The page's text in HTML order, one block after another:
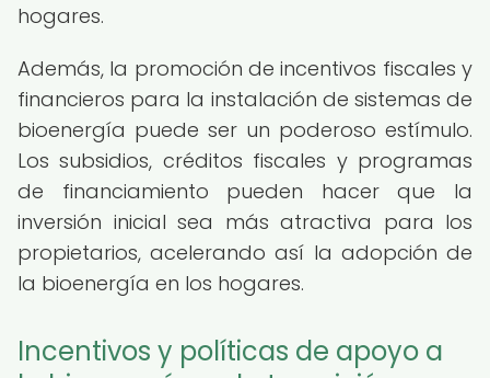
hogares.
Además, la promoción de incentivos fiscales y
financieros para la instalación de sistemas de
bioenergía puede ser un poderoso estímulo.
Los subsidios, créditos fiscales y programas
de financiamiento pueden hacer que la
inversión inicial sea más atractiva para los
propietarios, acelerando así la adopción de
la bioenergía en los hogares.
Incentivos y políticas de apoyo a